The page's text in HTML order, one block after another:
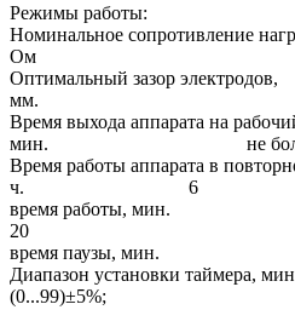
Режимы работы:
Номинальное сопротивление
Ом
Оптимальный зазор электродов,
мм.
Время выхода аппарата на
мин. не более
Время работы аппарата в
ч. 6
время
20
время
Диапазон
(0...99)±5%;